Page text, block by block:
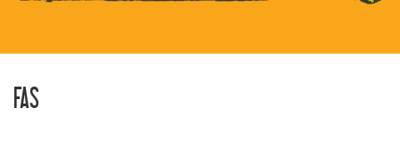
FAS